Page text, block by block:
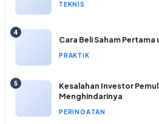
TEKNIS
4
Cara Beli Saham Pertama
PRAKTIK
5
Kesalahan Investor
Menghindarinya
PERINGATAN